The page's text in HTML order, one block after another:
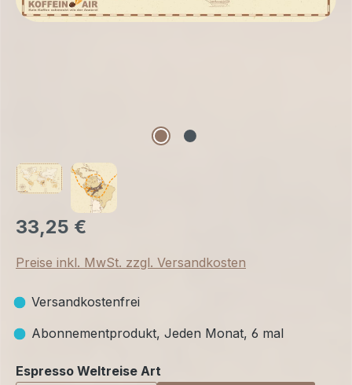
33,25 €
Preise inkl. MwSt. zzgl. Versandkosten
Versandkostenfrei
Abonnementprodukt, Jeden Monat, 6 mal
Espresso Weltreise Art